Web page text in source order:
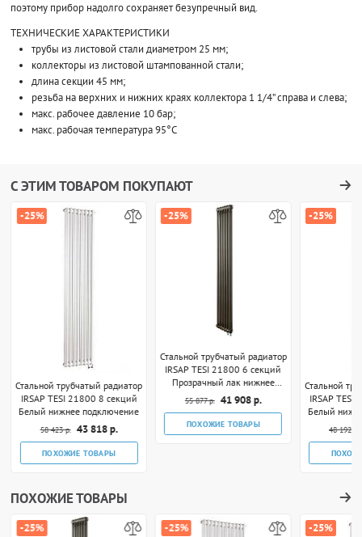
поэтому прибор надолго сохраняет безупречный вид.
ТЕХНИЧЕСКИЕ ХАРАКТЕРИСТИКИ
трубы из листовой стали диаметром 25 мм;
коллекторы из листовой штампованной стали;
длина секции 45 мм;
резьба на верхних и нижних краях коллектора 1 1/4” справа и слева;
макс. рабочее давление 10 бар;
макс. рабочая температура 95°C
С ЭТИМ ТОВАРОМ ПОКУПАЮТ
-25%
Стальной трубчатый радиатор
IRSAP TESI 21800 8 секций
Белый нижнее подключение
58 423 р. 43 818 р.
ПОХОЖИЕ ТОВАРЫ
-25%
Стальной трубчатый радиатор
IRSAP TESI 21800 6 секций
Прозрачный лак нижнее
подключение
55 877 р. 41 908 р.
ПОХОЖИЕ ТОВАРЫ
-25%
Стальной
IRSAP
Белый
48 192 р.
ПОХОЖИЕ ТОВАРЫ
-25% -25% -25%